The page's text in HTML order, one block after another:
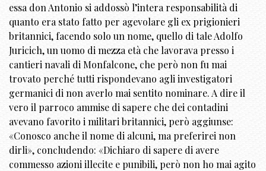
essa don Antonio si addossò l’intera responsabilità di
quanto era stato fatto per agevolare gli ex prigionieri
britannici, facendo solo un nome, quello di tale Adolfo
Juricich, un uomo di mezza età che lavorava presso i
cantieri navali di Monfalcone, che però non fu mai
trovato perché tutti rispondevano agli investigatori
germanici di non averlo mai sentito nominare. A dire il
vero il parroco ammise di sapere che dei contadini
avevano favorito i militari britannici, però aggiunse:
«Conosco anche il nome di alcuni, ma preferirei non
dirli», concludendo: «Dichiaro di sapere di avere
commesso azioni illecite e punibili, però non ho mai agito